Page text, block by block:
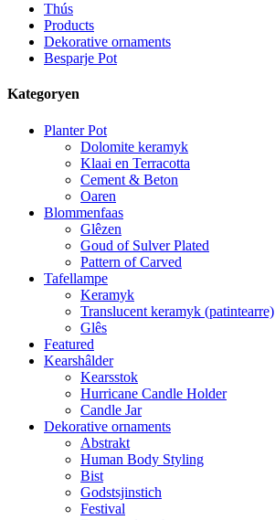
Thús
Products
Dekorative ornaments
Besparje Pot
Kategoryen
Planter Pot
Dolomite keramyk
Klaai en Terracotta
Cement & Beton
Oaren
Blommenfaas
Glêzen
Goud of Sulver Plated
Pattern of Carved
Tafellampe
Keramyk
Translucent keramyk (patintearre)
Glês
Featured
Kearshâlder
Kearsstok
Hurricane Candle Holder
Candle Jar
Dekorative ornaments
Abstrakt
Human Body Styling
Bist
Godstsjinstich
Festival